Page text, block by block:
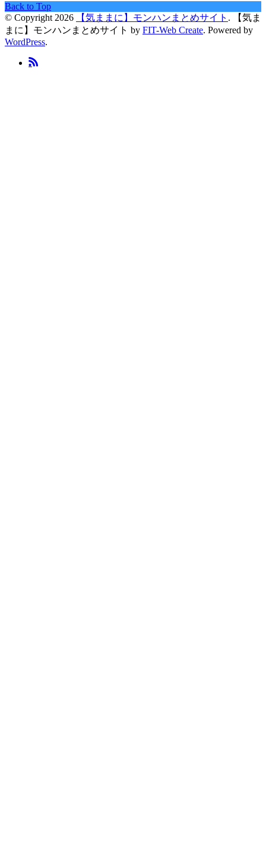
Back to Top
© Copyright 2026
【気ままに】モンハンまとめサイト .
【気ま
まに】モンハンまとめサイト by FIT-Web Create. Powered by
WordPress.